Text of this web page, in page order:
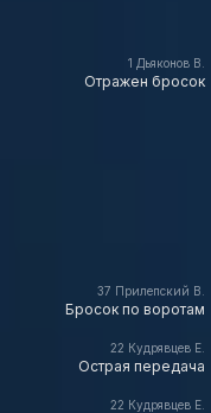
1 Дьяконов В.
Отражен бросок
37 Прилепский В.
Бросок по воротам
22 Кудрявцев Е.
Острая передача
22 Кудрявцев Е.